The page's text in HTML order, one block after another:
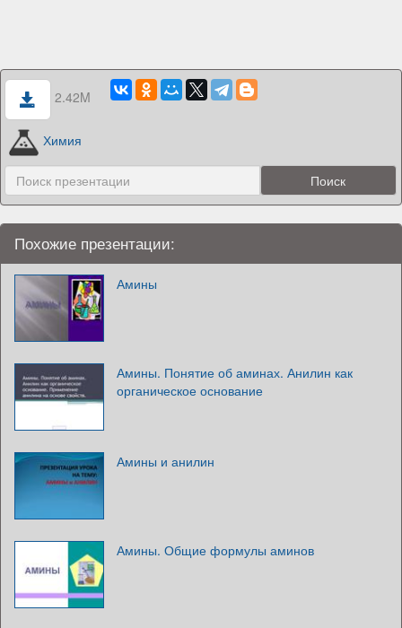
2.42M
Химия
Похожие презентации:
Амины
Амины. Понятие об аминах. Анилин как
органическое основание
Амины и анилин
Амины. Общие формулы аминов